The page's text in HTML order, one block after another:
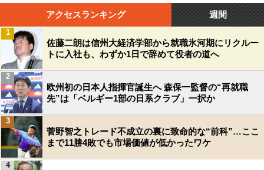
アクセスランキング 週間
佐藤二朗は信州大経済学部から就職氷河期にリクルー
トに入社も、わずか1日で辞めて役者の道へ
1
欧州初の日本人指揮官誕生へ 森保一監督の“再就職
先”は「ベルギー1部の日系クラブ」一択か
2
菅野智之トレード不成立の裏に致命的な“前科”…ここ
まで11勝4敗でも市場価値が低かったワケ
3
4